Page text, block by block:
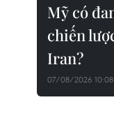
Mỹ có
chiến
Iran?
07/08/2026 10:08